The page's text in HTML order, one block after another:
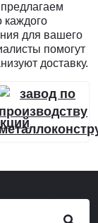
каждого
для вашего
помогут
доставку.